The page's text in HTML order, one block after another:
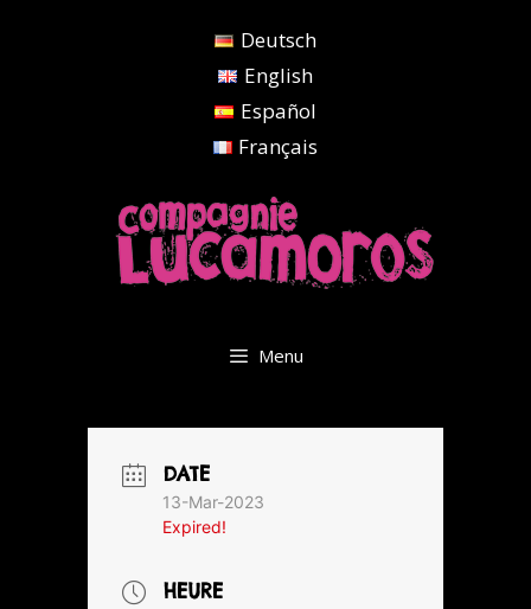
Deutsch
English
Español
Français
Menu
DATE
13-Mar-2023
Expired!
HEURE